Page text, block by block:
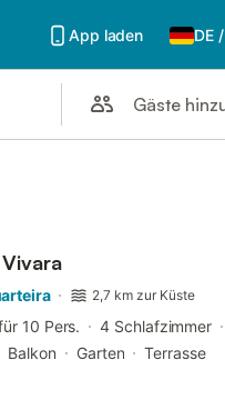
App laden DE /
Gäste
2,7 km zur Küste
10 Pers. 4 Schlafzimmer
Balkon Garten Terrasse